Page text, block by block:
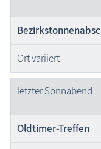
Ort variiert
letzter Sonnabend
Oldtimer-Treffen